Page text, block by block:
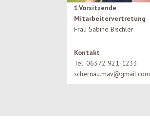
1.Vorsitzende
Mitarbeitervertretung
Frau Sabine Bischler
Kontakt
Tel. 06372 921-1233
schernau.mav@gmail.com